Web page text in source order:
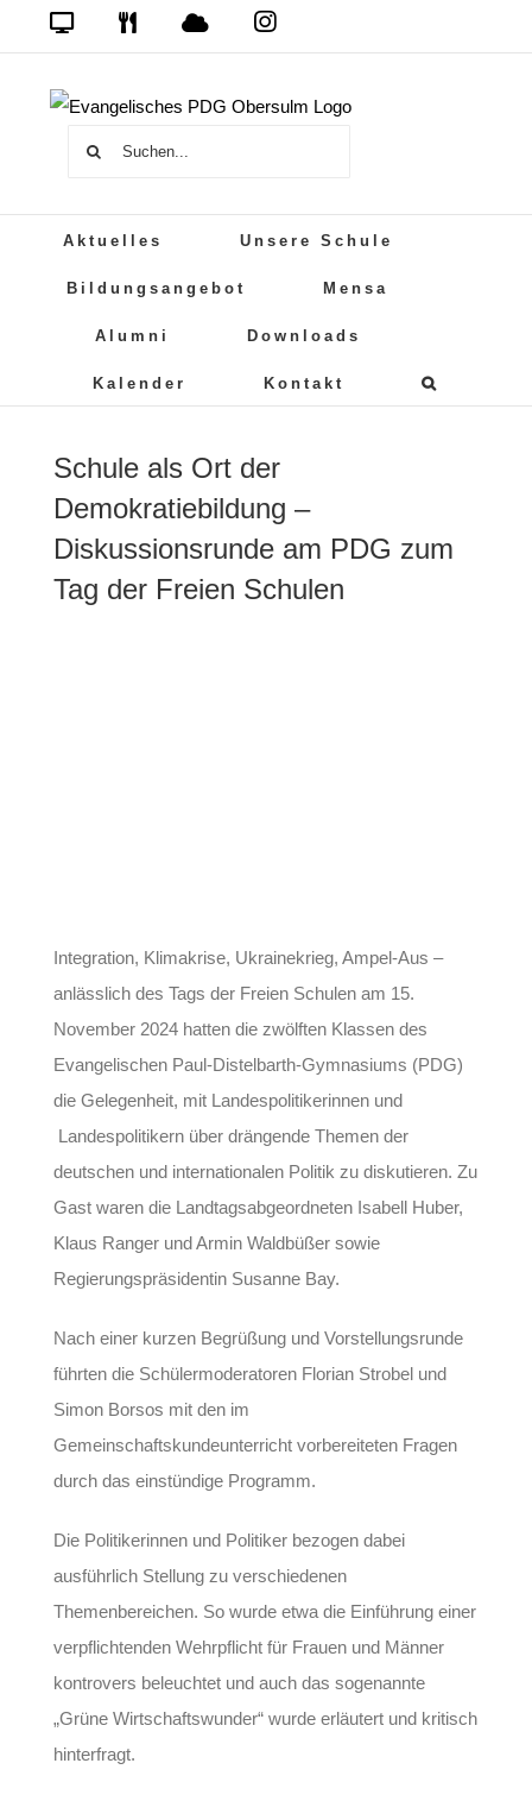
Inhalt
springen
Mensa PDG
Das
Instagram
Suche
Aktuelles Unsere Schule
Bildungsangebot Mensa
Alumni Downloads
Kalender Kontakt
Schule als Ort der
Demokratiebildung –
Diskussionsrunde am PDG zum
Tag der Freien Schulen
Integration, Klimakrise, Ukrainekrieg, Ampel-Aus –
anlässlich des Tags der Freien Schulen am 15.
November 2024 hatten die zwölften Klassen des
Evangelischen Paul-Distelbarth-Gymnasiums (PDG)
die Gelegenheit, mit Landespolitikerinnen und
Landespolitikern über drängende Themen der
deutschen und internationalen Politik zu diskutieren. Zu
Gast waren die Landtagsabgeordneten Isabell Huber,
Klaus Ranger und Armin Waldbüßer sowie
Regierungspräsidentin Susanne Bay.
Nach einer kurzen Begrüßung und Vorstellungsrunde
führten die Schülermoderatoren Florian Strobel und
Simon Borsos mit den im
Gemeinschaftskundeunterricht vorbereiteten Fragen
durch das einstündige Programm.
Die Politikerinnen und Politiker bezogen dabei
ausführlich Stellung zu verschiedenen
Themenbereichen. So wurde etwa die Einführung einer
verpflichtenden Wehrpflicht für Frauen und Männer
kontrovers beleuchtet und auch das sogenannte
„Grüne Wirtschaftswunder“ wurde erläutert und kritisch
hinterfragt.